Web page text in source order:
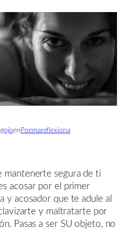
en Poemareflexiona
mantenerte segura de ti
acosar por el primer
y acosador que te adule al
y maltratarte por
Pasas a ser SU objeto, no